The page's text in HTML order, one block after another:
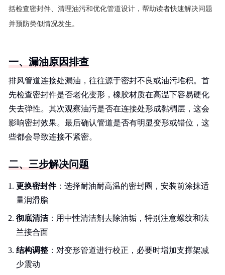
括检查密封件、清理油污和优化管道设计，帮助读者快速解决问题
并预防类似情况发生。
一、漏油原因排查
排风管道连接处漏油，往往源于密封不良或油污堆积。首
先检查密封件是否老化变形，橡胶材质在高温下容易硬化
失去弹性。其次观察油污是否在连接处形成黏稠层，这会
影响密封效果。最后确认管道是否有明显变形或错位，这
些都会导致连接不紧密。
二、三步解决问题
更换密封件：选择耐油耐高温的密封圈，安装前涂抹适
量润滑脂
彻底清洁：用中性清洁剂去除油垢，特别注意螺纹和法
兰接合面
结构调整 ：对变形管道进行校正，必要时增加支撑架减
少震动